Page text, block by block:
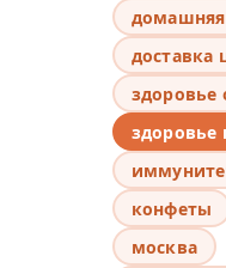
доставка
здоровье
здоровье
конфеты
москва